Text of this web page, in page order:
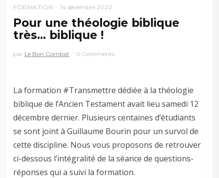
FORMATION 14 décembre 2020
Pour une théologie biblique
très… biblique !
par Le Bon Combat 0 Comments
La formation #Transmettre dédiée à la théologie
biblique de l’Ancien Testament avait lieu samedi 12
décembre dernier. Plusieurs centaines d’étudiants
se sont joint à Guillaume Bourin pour un survol de
cette discipline. Nous vous proposons de retrouver
ci-dessous l’intégralité de la séance de questions-
réponses qui a suivi la formation.